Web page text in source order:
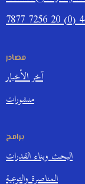
مصادر
آخر الأخبار
منشورات
برامج
البحث وبناء القدرات
المناصرة والتوعية